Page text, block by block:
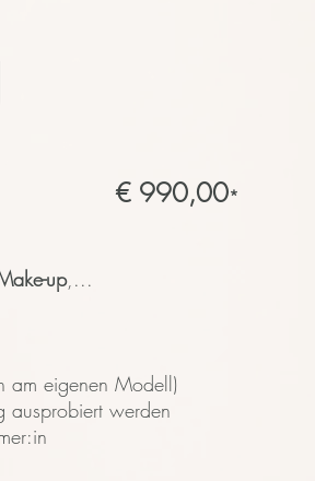
€ 990,00*
up,...
am eigenen Modell)
werden